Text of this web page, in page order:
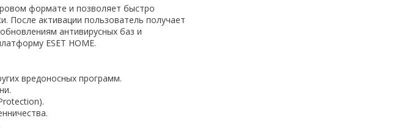
формате и позволяет быстро
После активации пользователь получает
антивирусных баз и
ESET HOME.
вредоносных программ.